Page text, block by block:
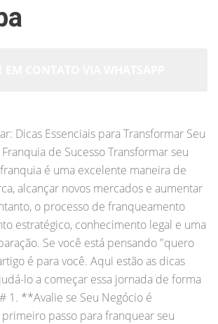
Dicas Essenciais para Transformar Seu
de Sucesso Transformar seu
é uma excelente maneira de
alcançar novos mercados e aumentar
o processo de franqueamento
estratégico, conhecimento legal e uma
Se você está pensando "quero
é para você. Aqui estão as dicas
lo a começar essa jornada de forma
1. **Avalie se Seu Negócio é
passo para franquear seu